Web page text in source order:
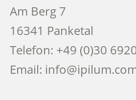
Am Berg 7
16341 Panketal
Telefon: +49 (0)30
Email: